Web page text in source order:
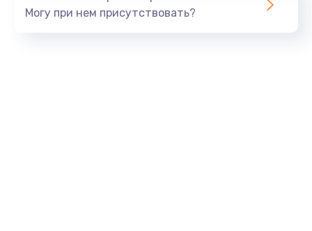
Могу при нем присутствовать?